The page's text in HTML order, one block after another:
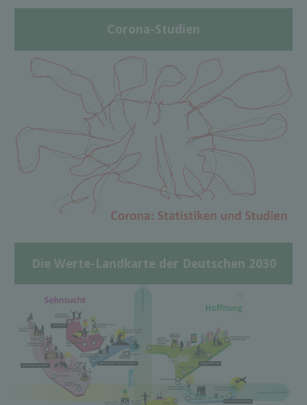
Corona-Studien
Die Werte-Landkarte der Deutschen 2030